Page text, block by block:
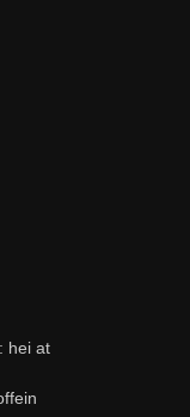
hei at